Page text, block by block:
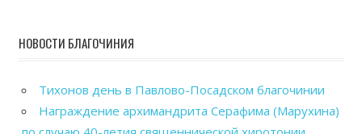
НОВОСТИ БЛАГОЧИНИЯ
Тихонов день в Павлово-Посадском благочинии
Награждение архимандрита Серафима (Марухина)